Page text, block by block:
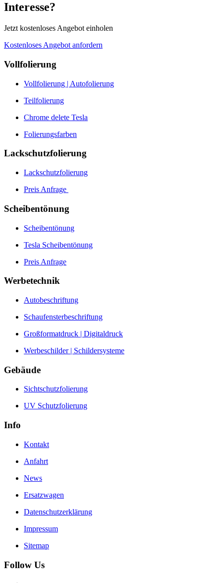
Interesse?
Jetzt kostenloses Angebot einholen
Kostenloses Angebot anfordern
Vollfolierung
Vollfolierung | Autofolierung
Teilfolierung
Chrome delete Tesla
Folierungsfarben
Lackschutzfolierung
Lackschutzfolierung
Preis Anfrage
Scheibentönung
Scheibentönung
Tesla Scheibentönung
Preis Anfrage
Werbetechnik
Autobeschriftung
Schaufensterbeschriftung
Großformatdruck | Digitaldruck
Werbeschilder | Schildersysteme
Gebäude
Sichtschutzfolierung
UV Schutzfolierung
Info
Kontakt
Anfahrt
News
Ersatzwagen
Datenschutzerklärung
Impressum
Sitemap
Follow Us